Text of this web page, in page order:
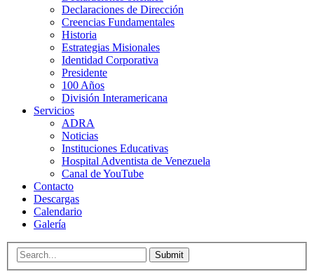
Declaraciones de Dirección
Creencias Fundamentales
Historia
Estrategias Misionales
Identidad Corporativa
Presidente
100 Años
División Interamericana
Servicios
ADRA
Noticias
Instituciones Educativas
Hospital Adventista de Venezuela
Canal de YouTube
Contacto
Descargas
Calendario
Galería
Submit